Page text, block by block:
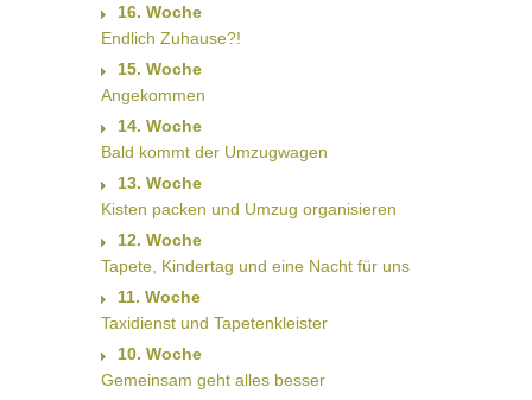
16. Woche
Endlich Zuhause?!
15. Woche
Angekommen
14. Woche
Bald kommt der Umzugwagen
13. Woche
Kisten packen und Umzug organisieren
12. Woche
Tapete, Kindertag und eine Nacht für uns
11. Woche
Taxidienst und Tapetenkleister
10. Woche
Gemeinsam geht alles besser